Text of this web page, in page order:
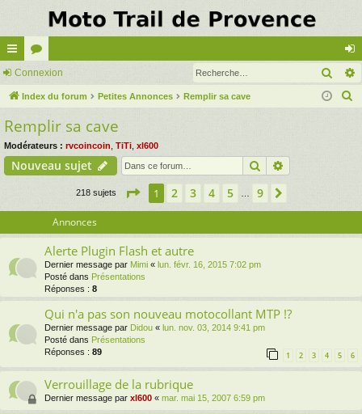
cc
ès
ra
pi
de
or
u
m
s
on
ne
Connexion
Index du forum Petites Annonces Remplir sa cave
Remplir sa cave
Modérateurs : rvcoincoin TiTi xl600
Nouveau sujet Rechercher
218 sujets Page 1sur
1 2 3 4 5 9
Annonces
Alerte Plugin Flash et autre
Dernier message par Mimi « lun. févr. 16, 2015 7:02 pm
Posté dans Présentations
Réponses : 8
Qui n'a pas son nouveau motocollant MTP !?
Dernier message par Didou « lun. nov. 03, 2014 9:41 pm
Posté dans Présentations
Réponses : 89 1 2 3 4 5 6
Verrouillage de la rubrique
Dernier message par xl600 « mar. mai 15, 2007 6:59 pm